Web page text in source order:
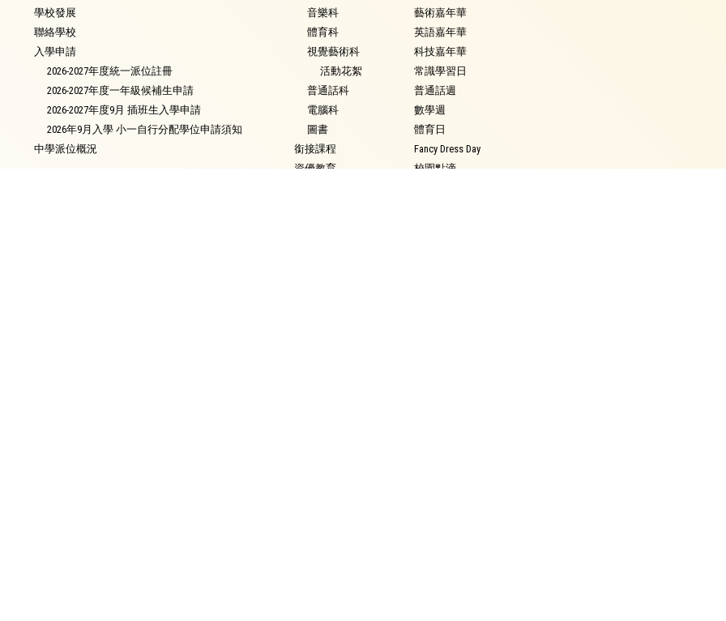
學校發展
聯絡學校
入學申請
2026-2027年度統一派位註冊
2026-2027年度一年級候補生申請
2026-2027年度9月 插班生入學申請
2026年9月入學 小一自行分配學位申請須知
中學派位概況
音樂科
體育科
視覺藝術科
活動花絮
普通話科
電腦科
圖書
銜接課程
資優教育
藝術嘉年華
英語嘉年華
科技嘉年華
常識學習日
普通話週
數學週
體育日
Fancy Dress Day
校園點滴